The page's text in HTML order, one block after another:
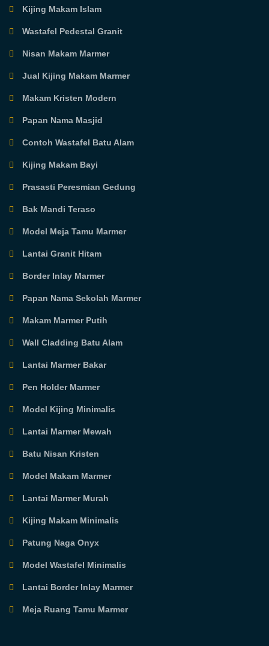
Kijing Makam Islam
Wastafel Pedestal Granit
Nisan Makam Marmer
Jual Kijing Makam Marmer
Makam Kristen Modern
Papan Nama Masjid
Contoh Wastafel Batu Alam
Kijing Makam Bayi
Prasasti Peresmian Gedung
Bak Mandi Teraso
Model Meja Tamu Marmer
Lantai Granit Hitam
Border Inlay Marmer
Papan Nama Sekolah Marmer
Makam Marmer Putih
Wall Cladding Batu Alam
Lantai Marmer Bakar
Pen Holder Marmer
Model Kijing Minimalis
Lantai Marmer Mewah
Batu Nisan Kristen
Model Makam Marmer
Lantai Marmer Murah
Kijing Makam Minimalis
Patung Naga Onyx
Model Wastafel Minimalis
Lantai Border Inlay Marmer
Meja Ruang Tamu Marmer